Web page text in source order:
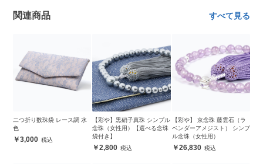
関連商品 すべて見る
二つ折り数珠袋 レース調 水
色
3,000
【彩や】黒硝子真珠 シンプル
念珠（女性用）【選べる念珠
袋付き】
2,800
【彩や】 京念珠 藤雲石（ラ
ベンダーアメジスト） シンプ
ル念珠（女性用）
26,830